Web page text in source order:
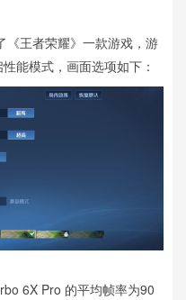
《王者荣耀》一款游戏，游
模式，画面选项如下：
6X Pro 的平均帧率为90